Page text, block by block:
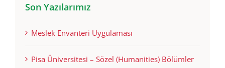
Son Yazılarımız
Meslek Envanteri Uygulaması
Pisa Üniversitesi – Sözel (Humanities) Bölümler